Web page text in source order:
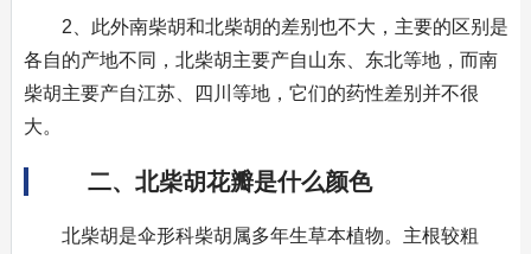
2、此外南柴胡和北柴胡的差别也不大，主要的区别是
各自的产地不同，北柴胡主要产自山东、东北等地，而南
柴胡主要产自江苏、四川等地，它们的药性差别并不很
大。
二、北柴胡花瓣是什么颜色
北柴胡是伞形科柴胡属多年生草本植物。主根较粗